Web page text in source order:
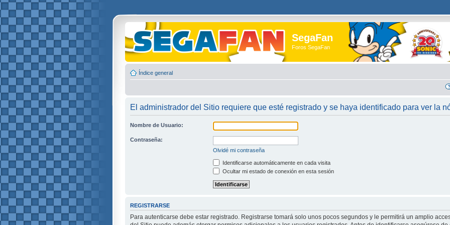
SegaFan
Foros SegaFan
Índice general
El administrador del Sitio requiere que esté registrado y se haya identificado para ver la
Nombre de Usuario:
Contraseña:
Olvidé mi contraseña
Identificarse automáticamente en cada visita
Ocultar mi estado de conexión en esta sesión
REGISTRARSE
Para autenticarse debe estar registrado. Registrarse tomará solo unos pocos segundos y le permitirá un amplio